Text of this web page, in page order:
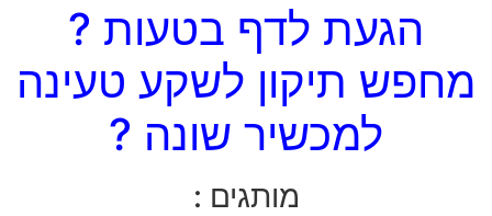
הגעת לדף בטעות ?
מחפש תיקון לשקע טעינה
למכשיר שונה ?
מותגים :